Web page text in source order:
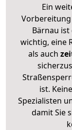
Ein
Vorbereitung
Bärnau ist
wichtig, eine
als auch
ist.
Spezialisten
damit Sie